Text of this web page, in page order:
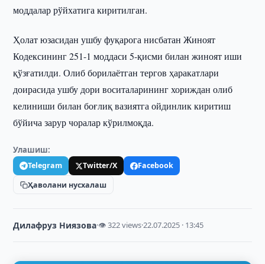
моддалар рўйхатига киритилган.
Ҳолат юзасидан ушбу фуқарога нисбатан Жиноят
Кодексининг 251-1 моддаси 5-қисми билан жиноят иши
қўзғатилди. Олиб борилаётган тергов ҳаракатлари
доирасида ушбу дори воситаларининг хориждан олиб
келиниши билан боғлиқ вазиятга ойдинлик киритиш
бўйича зарур чоралар кўрилмоқда.
Улашиш:
Telegram Twitter/X
Facebook
Ҳаволани нусхалаш
Дилафруз Ниязова·👁 322 views·22.07.2025 · 13:45